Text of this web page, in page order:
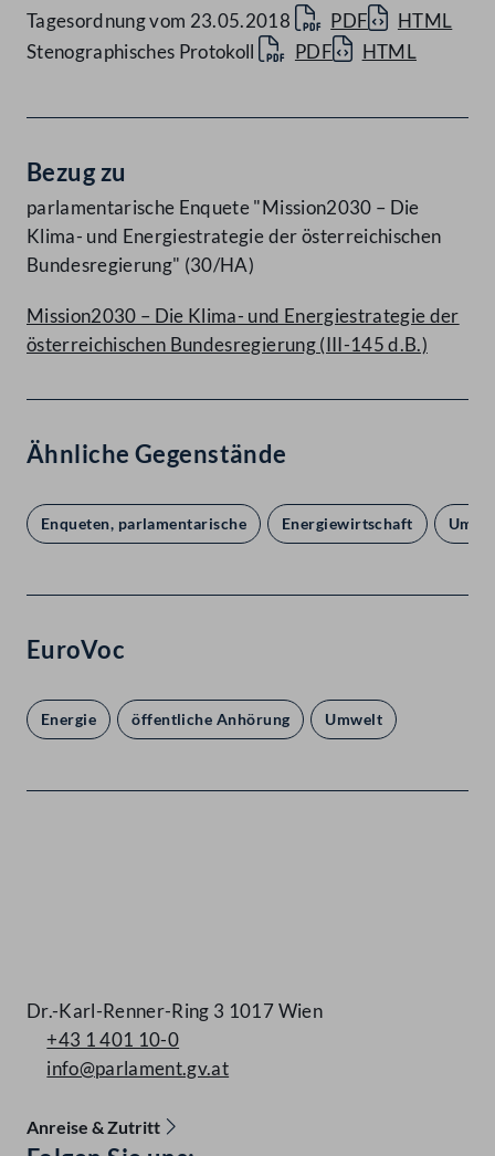
Tagesordnung vom 23.05.2018 PDF
HTML
Stenographisches Protokoll
PDF HTML
Bezug zu
parlamentarische Enquete "Mission2030 – Die
Klima- und Energiestrategie der österreichischen
Bundesregierung" (30/HA)
Mission2030 – Die Klima- und Energiestrategie der
österreichischen Bundesregierung (III-145 d.B.)
Ähnliche Gegenstände
Enqueten, parlamentarische Energiewirtschaft
EuroVoc
Energie öffentliche Anhörung Umwelt
Dr.-Karl-Renner-Ring 3 1017 Wien
+43 1 401 10-0
info@parlament.gv.at
Anreise & Zutritt